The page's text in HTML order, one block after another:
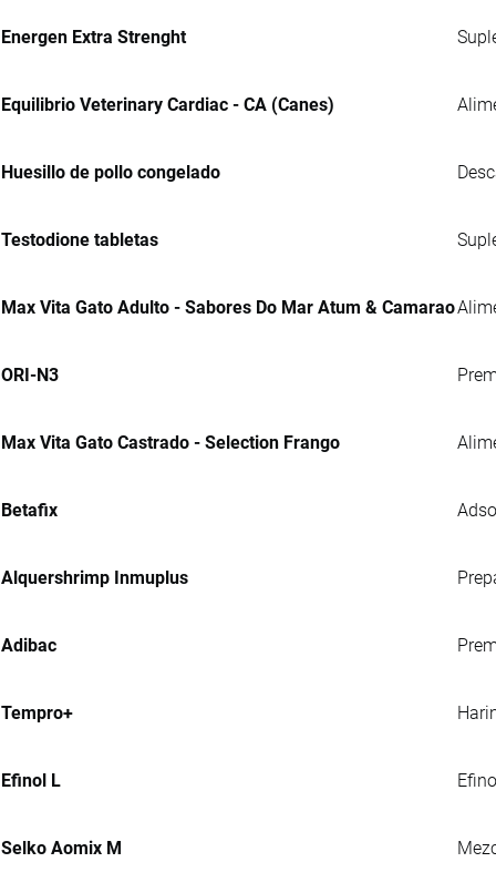
Energen Extra Strenght
Equilibrio Veterinary Cardiac - CA (Canes)
Huesillo de pollo congelado
Testodione tabletas
Max Vita Gato Adulto - Sabores Do Mar Atum & Camarao
ORI-N3
Max Vita Gato Castrado - Selection Frango
Betafix
Alquershrimp Inmuplus
Adibac
Tempro+
Efinol L
Selko Aomix M